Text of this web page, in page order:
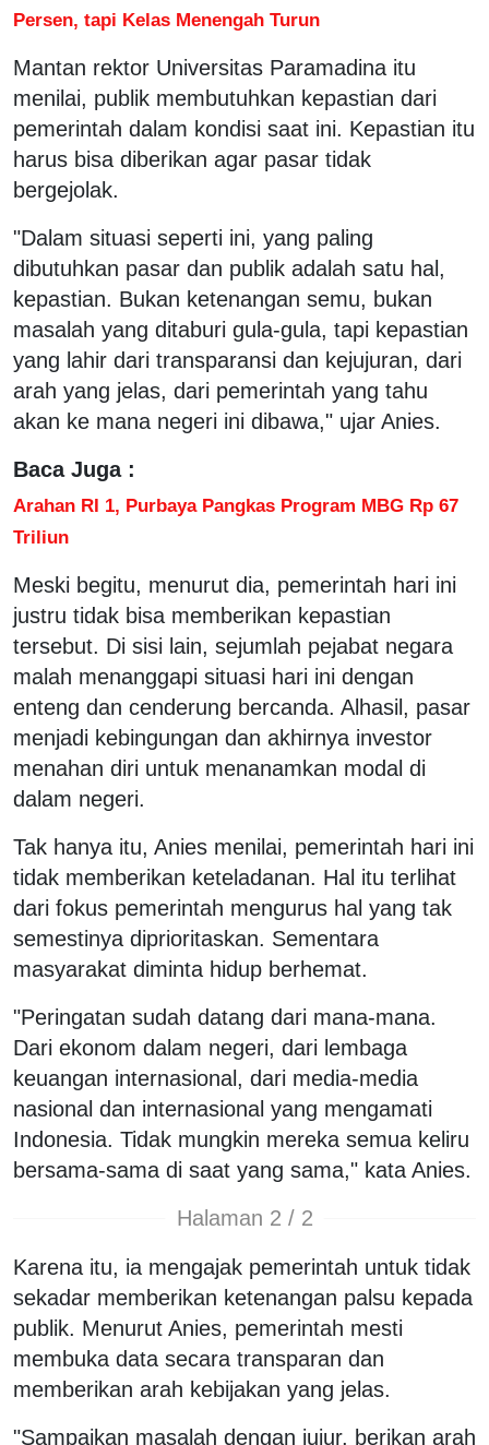
Persen, tapi Kelas Menengah Turun
Mantan rektor Universitas Paramadina itu
menilai, publik membutuhkan kepastian dari
pemerintah dalam kondisi saat ini. Kepastian itu
harus bisa diberikan agar pasar tidak
bergejolak.
"Dalam situasi seperti ini, yang paling
dibutuhkan pasar dan publik adalah satu hal,
kepastian. Bukan ketenangan semu, bukan
masalah yang ditaburi gula-gula, tapi kepastian
yang lahir dari transparansi dan kejujuran, dari
arah yang jelas, dari pemerintah yang tahu
akan ke mana negeri ini dibawa," ujar Anies.
Baca Juga :
Arahan RI 1, Purbaya Pangkas Program MBG Rp 67
Triliun
Meski begitu, menurut dia, pemerintah hari ini
justru tidak bisa memberikan kepastian
tersebut. Di sisi lain, sejumlah pejabat negara
malah menanggapi situasi hari ini dengan
enteng dan cenderung bercanda. Alhasil, pasar
menjadi kebingungan dan akhirnya investor
menahan diri untuk menanamkan modal di
dalam negeri.
Tak hanya itu, Anies menilai, pemerintah hari ini
tidak memberikan keteladanan. Hal itu terlihat
dari fokus pemerintah mengurus hal yang tak
semestinya diprioritaskan. Sementara
masyarakat diminta hidup berhemat.
"Peringatan sudah datang dari mana-mana.
Dari ekonom dalam negeri, dari lembaga
keuangan internasional, dari media-media
nasional dan internasional yang mengamati
Indonesia. Tidak mungkin mereka semua keliru
bersama-sama di saat yang sama," kata Anies.
Halaman 2 / 2
Karena itu, ia mengajak pemerintah untuk tidak
sekadar memberikan ketenangan palsu kepada
publik. Menurut Anies, pemerintah mesti
membuka data secara transparan dan
memberikan arah kebijakan yang jelas.
"Sampaikan masalah dengan jujur, berikan arah